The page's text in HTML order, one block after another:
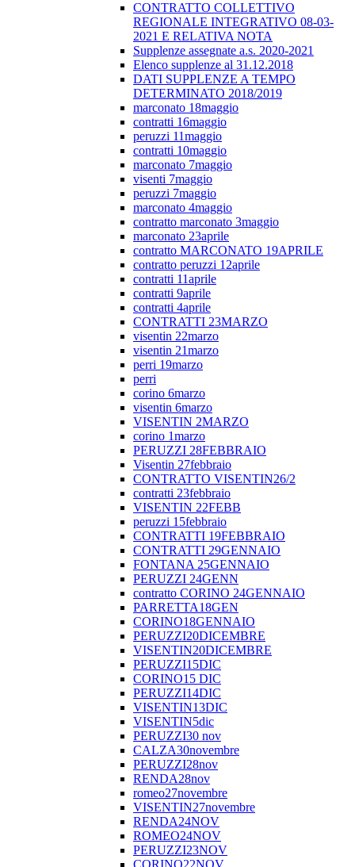
CONTRATTO COLLETTIVO
REGIONALE INTEGRATIVO 08-03-
2021 E RELATIVA NOTA
Supplenze assegnate a.s. 2020-2021
Elenco supplenze al 31.12.2018
DATI SUPPLENZE A TEMPO
DETERMINATO 2018/2019
marconato 18maggio
contratti 16maggio
peruzzi 11maggio
contratti 10maggio
marconato 7maggio
visenti 7maggio
peruzzi 7maggio
marconato 4maggio
contratto marconato 3maggio
marconato 23aprile
contratto MARCONATO 19APRILE
contratto peruzzi 12aprile
contratti 11aprile
contratti 9aprile
contratti 4aprile
CONTRATTI 23MARZO
visentin 22marzo
visentin 21marzo
perri 19marzo
perri
corino 6marzo
visentin 6marzo
VISENTIN 2MARZO
corino 1marzo
PERUZZI 28FEBBRAIO
Visentin 27febbraio
CONTRATTO VISENTIN26/2
contratti 23febbraio
VISENTIN 22FEBB
peruzzi 15febbraio
CONTRATTI 19FEBBRAIO
CONTRATTI 29GENNAIO
FONTANA 25GENNAIO
PERUZZI 24GENN
contratto CORINO 24GENNAIO
PARRETTA18GEN
CORINO18GENNAIO
PERUZZI20DICEMBRE
VISENTIN20DICEMBRE
PERUZZI15DIC
CORINO15 DIC
PERUZZI14DIC
VISENTIN13DIC
VISENTIN5dic
PERUZZI30 nov
CALZA30novembre
PERUZZI28nov
RENDA28nov
romeo27novembre
VISENTIN27novembre
RENDA24NOV
ROMEO24NOV
PERUZZI23NOV